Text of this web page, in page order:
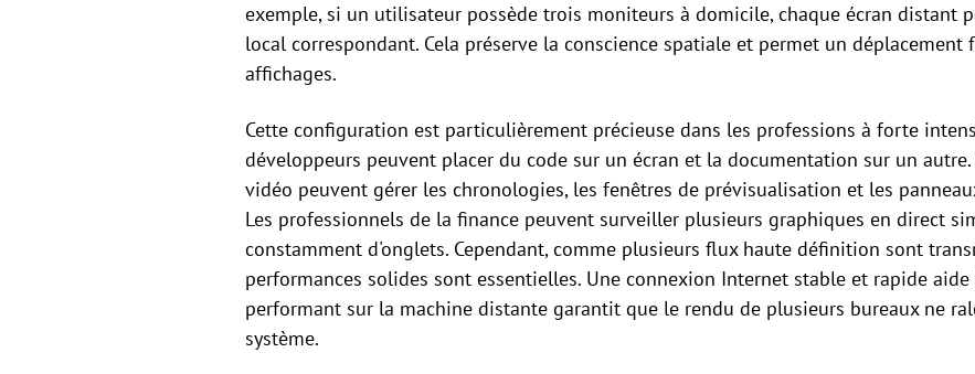
exemple, si un utilisateur possède trois moniteurs à domicile, chaque écran distant
local correspondant. Cela préserve la conscience spatiale et permet un
affichages.
Cette configuration est particulièrement précieuse dans les professions à forte
développeurs peuvent placer du code sur un écran et la documentation sur un
vidéo peuvent gérer les chronologies, les fenêtres de prévisualisation et les
Les professionnels de la finance peuvent surveiller plusieurs graphiques en direct
constamment d'onglets. Cependant, comme plusieurs flux haute définition sont
performances solides sont essentielles. Une connexion Internet stable et rapide aide
performant sur la machine distante garantit que le rendu de plusieurs bureaux ne
système.